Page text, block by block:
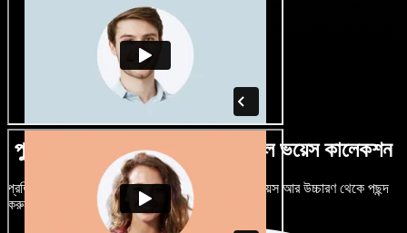
পুরুষ-নারী ভেদে নানান উচ্চারণে বিশাল ভয়েস কালেকশন
প্রতিটি প্রজেক্টকে আলাদা শোনাতে দিন। শত শত AI ভয়েস আর উচ্চারণ থেকে পছন্দ
করুন, নিজের মতো টিউন করুন।